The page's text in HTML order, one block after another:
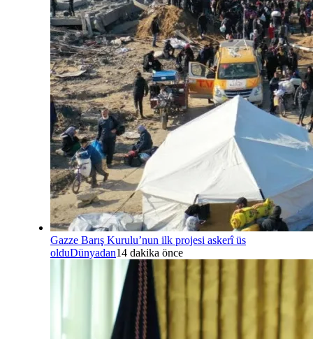
Gazze Barış Kurulu’nun ilk projesi askerî üs
olduDünyadan14 dakika önce